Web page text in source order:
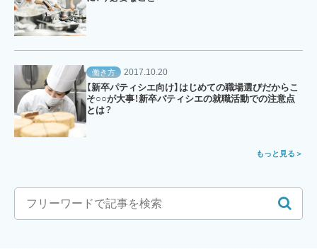
働き方 2017.10.20
【新卒パティシエ向け】はじめての職場選びだからこ
そ○○が大事！新卒パティシエの就職活動での注意点
とは？
もっと見る